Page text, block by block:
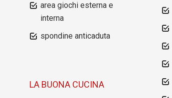
area giochi esterna e
interna
spondine anticaduta
LA BUONA CUCINA